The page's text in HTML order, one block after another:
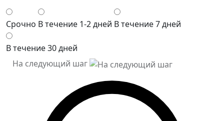
Срочно В течение 1-2 дней В течение 7 дней
В течение 30 дней
На следующий шаг